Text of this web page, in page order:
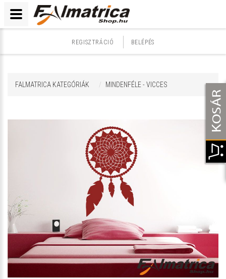
REGISZTRÁCIÓ BELÉPÉS
FALMATRICA KATEGÓRIÁK MINDENFÉLE - VICCES